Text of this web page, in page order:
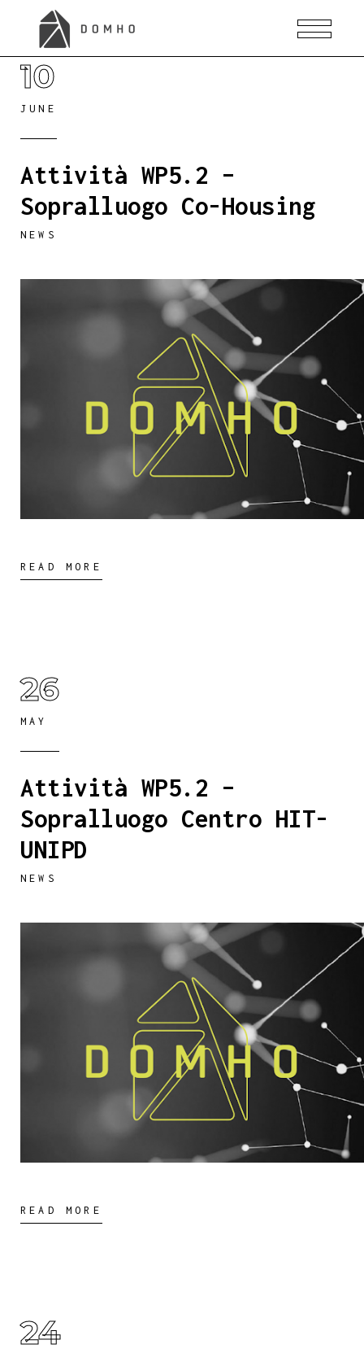
10
JUNE
Attività WP5.2 –
Sopralluogo Co-Housing
NEWS
READ MORE
26
MAY
Attività WP5.2 –
Sopralluogo Centro HIT-
UNIPD
NEWS
READ MORE
24